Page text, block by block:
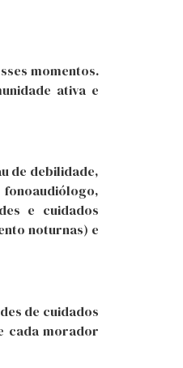
momentos.
ativa e
de debilidade,
e cuidados
noturnas) e
de cuidados
cada morador